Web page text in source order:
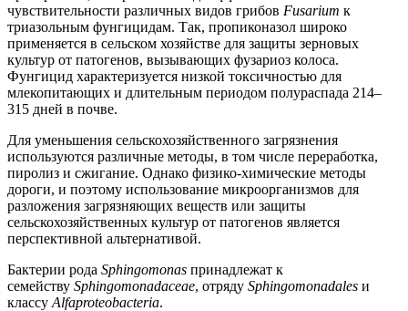
чувствительности различных видов грибов Fusarium к
триазольным фунгицидам. Так, пропиконазол широко
применяется в сельском хозяйстве для защиты зерновых
культур от патогенов, вызывающих фузариоз колоса.
Фунгицид характеризуется низкой токсичностью для
млекопитающих и длительным периодом полураспада 214–
315 дней в почве.
Для уменьшения сельскохозяйственного загрязнения
используются различные методы, в том числе переработка,
пиролиз и сжигание. Однако физико-химические методы
дороги, и поэтому использование микроорганизмов для
разложения загрязняющих веществ или защиты
сельскохозяйственных культур от патогенов является
перспективной альтернативой.
Бактерии рода Sphingomonas принадлежат к
семейству Sphingomonadaceae, отряду Sphingomonadales и
классу Alfaproteobacteria.